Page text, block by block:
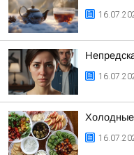
Холодные